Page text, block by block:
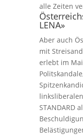
alle Zeiten
LENA»
Aber auch
mit
erlebt im
STANDARD